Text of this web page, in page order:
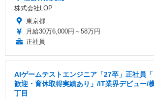
株式会社LOP
東京都
月給30万6,000円～58万円
正社員
AIゲームテストエンジニア「27卒」正社員
歓迎・育休取得実績あり」/IT業界デビュー/
丁目